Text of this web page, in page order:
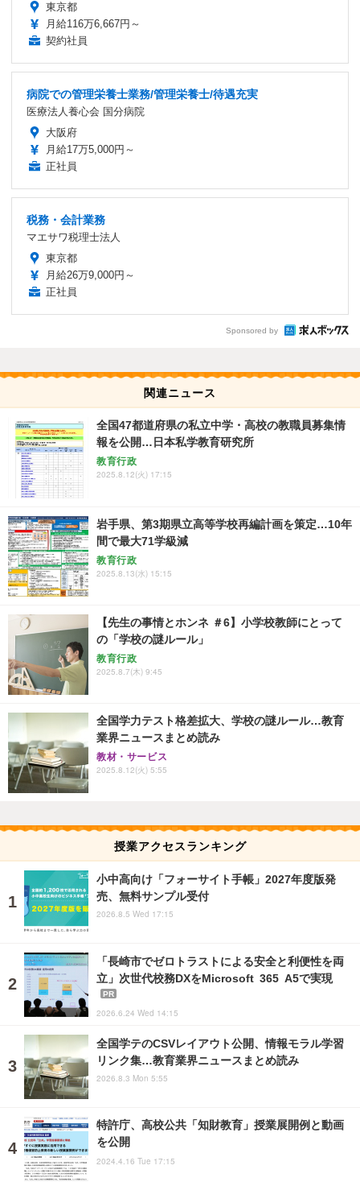
東京都
月給116万6,667円～
契約社員
病院での管理栄養士業務/管理栄養士/待遇充実
医療法人養心会 国分病院
大阪府
月給17万5,000円～
正社員
税務・会計業務
マエサワ税理士法人
東京都
月給26万9,000円～
正社員
Sponsored by
関連ニュース
全国47都道府県の私立中学・高校の教職員募集情
報を公開…日本私学教育研究所
教育行政
2025.8.12(火) 17:15
岩手県、第3期県立高等学校再編計画を策定…10年
間で最大71学級減
教育行政
2025.8.13(水) 15:15
【先生の事情とホンネ ＃6】小学校教師にとって
の「学校の謎ルール」
教育行政
2025.8.7(木) 9:45
全国学力テスト格差拡大、学校の謎ルール…教育
業界ニュースまとめ読み
教材・サービス
2025.8.12(火) 5:55
授業アクセスランキング
小中高向け「フォーサイト手帳」2027年度版発
売、無料サンプル受付
2026.8.5 Wed 17:15
「長崎市でゼロトラストによる安全と利便性を両
立」次世代校務DXをMicrosoft 365 A5で実現
PR
2026.6.24 Wed 14:15
全国学テのCSVレイアウト公開、情報モラル学習
リンク集…教育業界ニュースまとめ読み
2026.8.3 Mon 5:55
特許庁、高校公共「知財教育」授業展開例と動画
を公開
2024.4.16 Tue 17:15